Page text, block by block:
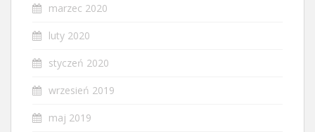
marzec 2020
luty 2020
styczeń 2020
wrzesień 2019
maj 2019